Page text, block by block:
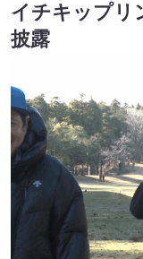
イチキップリ
披露